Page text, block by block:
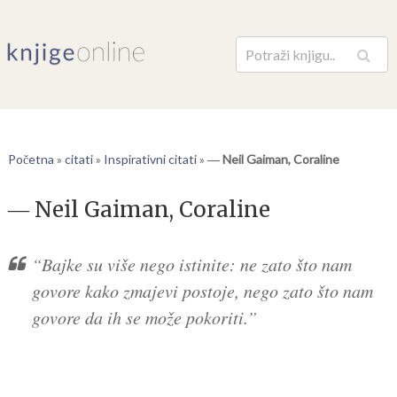
Pretraga
Početna » citati» Inspirativni citati» ― Neil Gaiman, Coraline
― Neil Gaiman, Coraline
“Bajke su više nego istinite: ne zato što nam
govore kako zmajevi postoje, nego zato što nam
govore da ih se može pokoriti.”